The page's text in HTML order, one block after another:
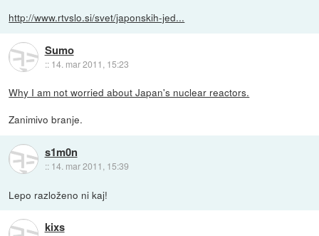
http://www.rtvslo.si/svet/japonskih-jed...
Sumo
:: 14. mar 2011, 15:23
Why I am not worried about Japan's nuclear reactors.
Zanimivo branje.
s1m0n
:: 14. mar 2011, 15:39
Lepo razloženo ni kaj!
kixs